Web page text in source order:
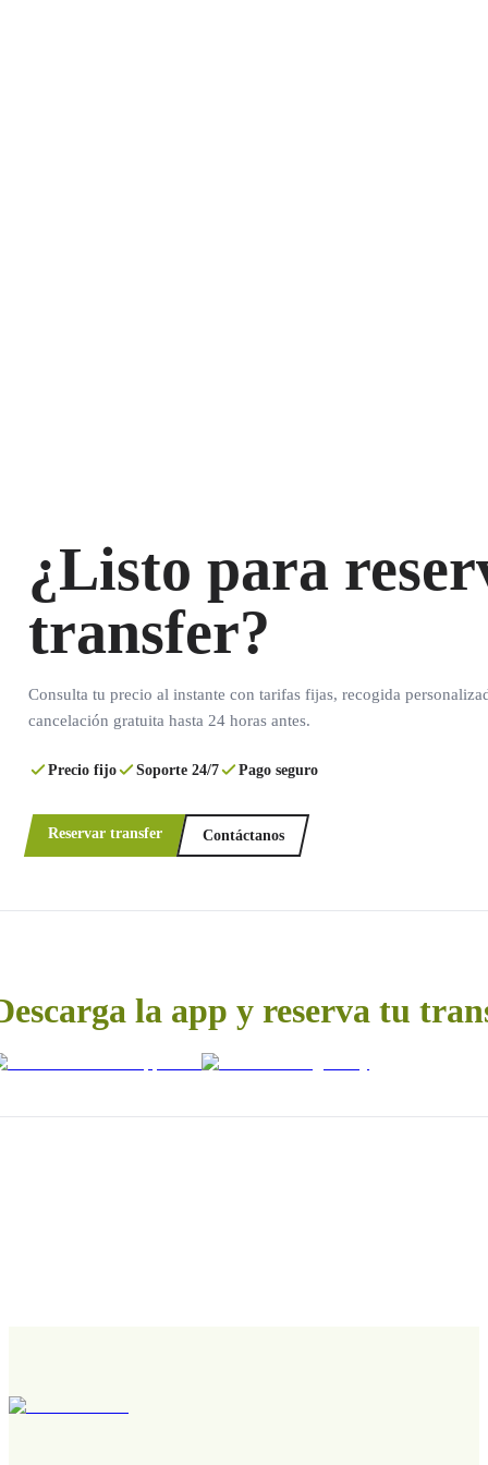
¿Listo para
transfer?
Consulta tu precio al instante con tarifas fijas, recogida
cancelación gratuita hasta 24 horas antes.
Precio fijo Soporte 24/7 Pago seguro
Reservar transfer Contáctanos
la app y reserva tu